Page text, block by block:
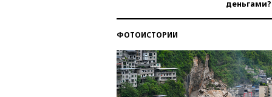
деньгами?
ФОТОИСТОРИИ